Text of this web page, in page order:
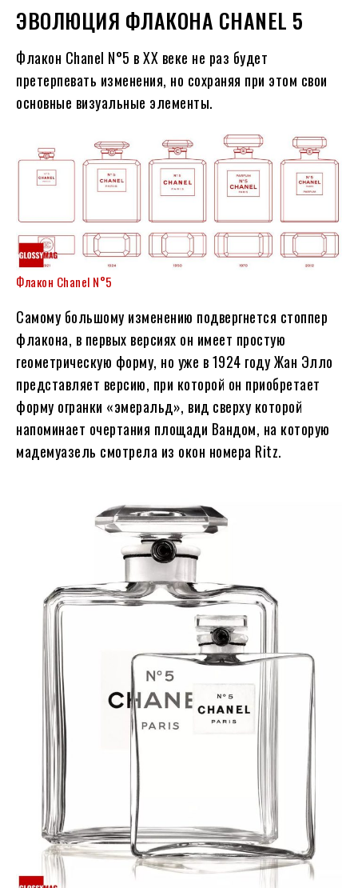
ЭВОЛЮЦИЯ ФЛАКОНА CHANEL 5
Флакон Chanel N°5 в XX веке не раз будет
претерпевать изменения, но сохраняя при этом свои
основные визуальные элементы.
Флакон Chanel N°5
Самому большому изменению подвергнется стоппер
флакона, в первых версиях он имеет простую
геометрическую форму, но уже в 1924 году Жан Элло
представляет версию, при которой он приобретает
форму огранки «эмеральд», вид сверху которой
напоминает очертания площади Вандом, на которую
мадемуазель смотрела из окон номера Ritz.